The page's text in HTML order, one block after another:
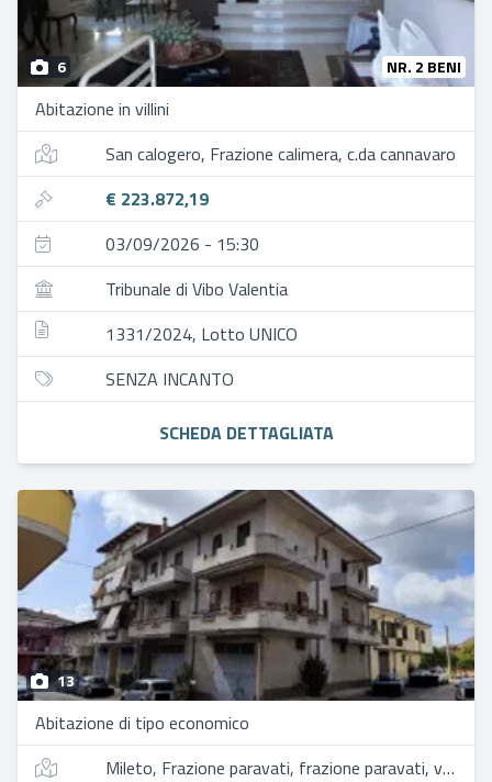
6 NR. 2 BENI
Abitazione in villini
San calogero, Frazione calimera, c.da cannavaro
€ 223.872,19
03/09/2026 - 15:30
Tribunale di Vibo Valentia
1331/2024, Lotto UNICO
SENZA INCANTO
SCHEDA DETTAGLIATA
13
Abitazione di tipo economico
Mileto, Frazione paravati, frazione paravati, via morabito, 90